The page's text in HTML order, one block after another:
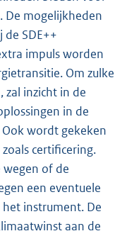
De mogelijkheden
SDE++
impuls worden
Om zulke
inzicht in de
in de
wordt gekeken
certificering.
wegen of de
een eventuele
instrument. De
aan de